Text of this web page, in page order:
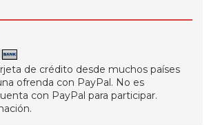
de crédito desde muchos países
ofrenda con PayPal. No es
con PayPal para participar.